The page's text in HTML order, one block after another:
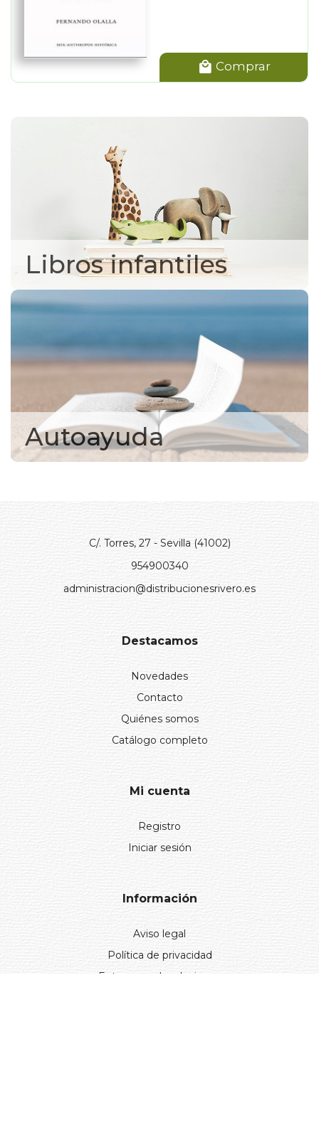
Comprar
Libros infantiles
Autoayuda
C/. Torres, 27 - Sevilla (41002)
954900340
administracion@distribucionesrivero.es
Destacamos
Novedades
Contacto
Quiénes somos
Catálogo completo
Mi cuenta
Registro
Iniciar sesión
Información
Aviso legal
Política de privacidad
Entregas y devoluciones